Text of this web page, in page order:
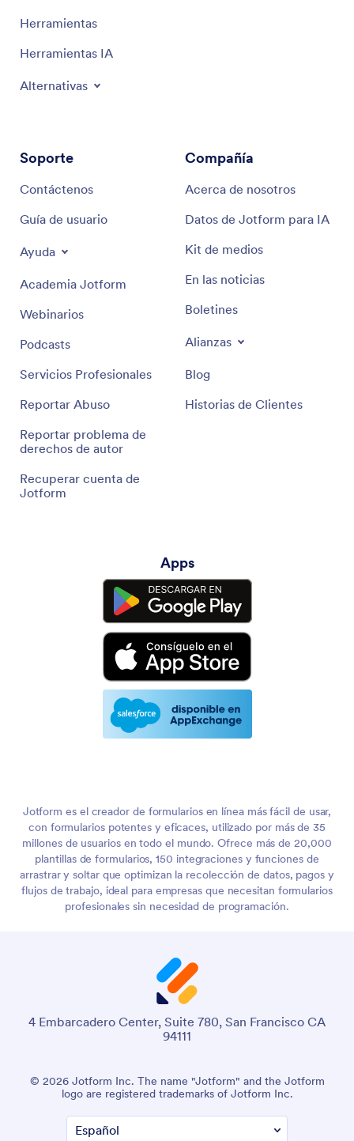
Herramientas
Herramientas IA
Alternativas
Soporte
Contáctenos
Guía de usuario
Ayuda
Academia Jotform
Webinarios
Podcasts
Servicios Profesionales
Reportar Abuso
Reportar problema de
derechos de autor
Recuperar cuenta de
Jotform
Compañía
Acerca de nosotros
Datos de Jotform para IA
Kit de medios
En las noticias
Boletines
Alianzas
Blog
Historias de Clientes
Apps
Jotform es el creador de formularios en línea más fácil de usar,
con formularios potentes y eficaces, utilizado por más de 35
millones de usuarios en todo el mundo. Ofrece más de 20,000
plantillas de formularios, 150 integraciones y funciones de
arrastrar y soltar que optimizan la recolección de datos, pagos y
flujos de trabajo, ideal para empresas que necesitan formularios
profesionales sin necesidad de programación.
4 Embarcadero Center, Suite 780, San Francisco CA
94111
© 2026 Jotform Inc. The name "Jotform" and the Jotform
logo are registered trademarks of Jotform Inc.